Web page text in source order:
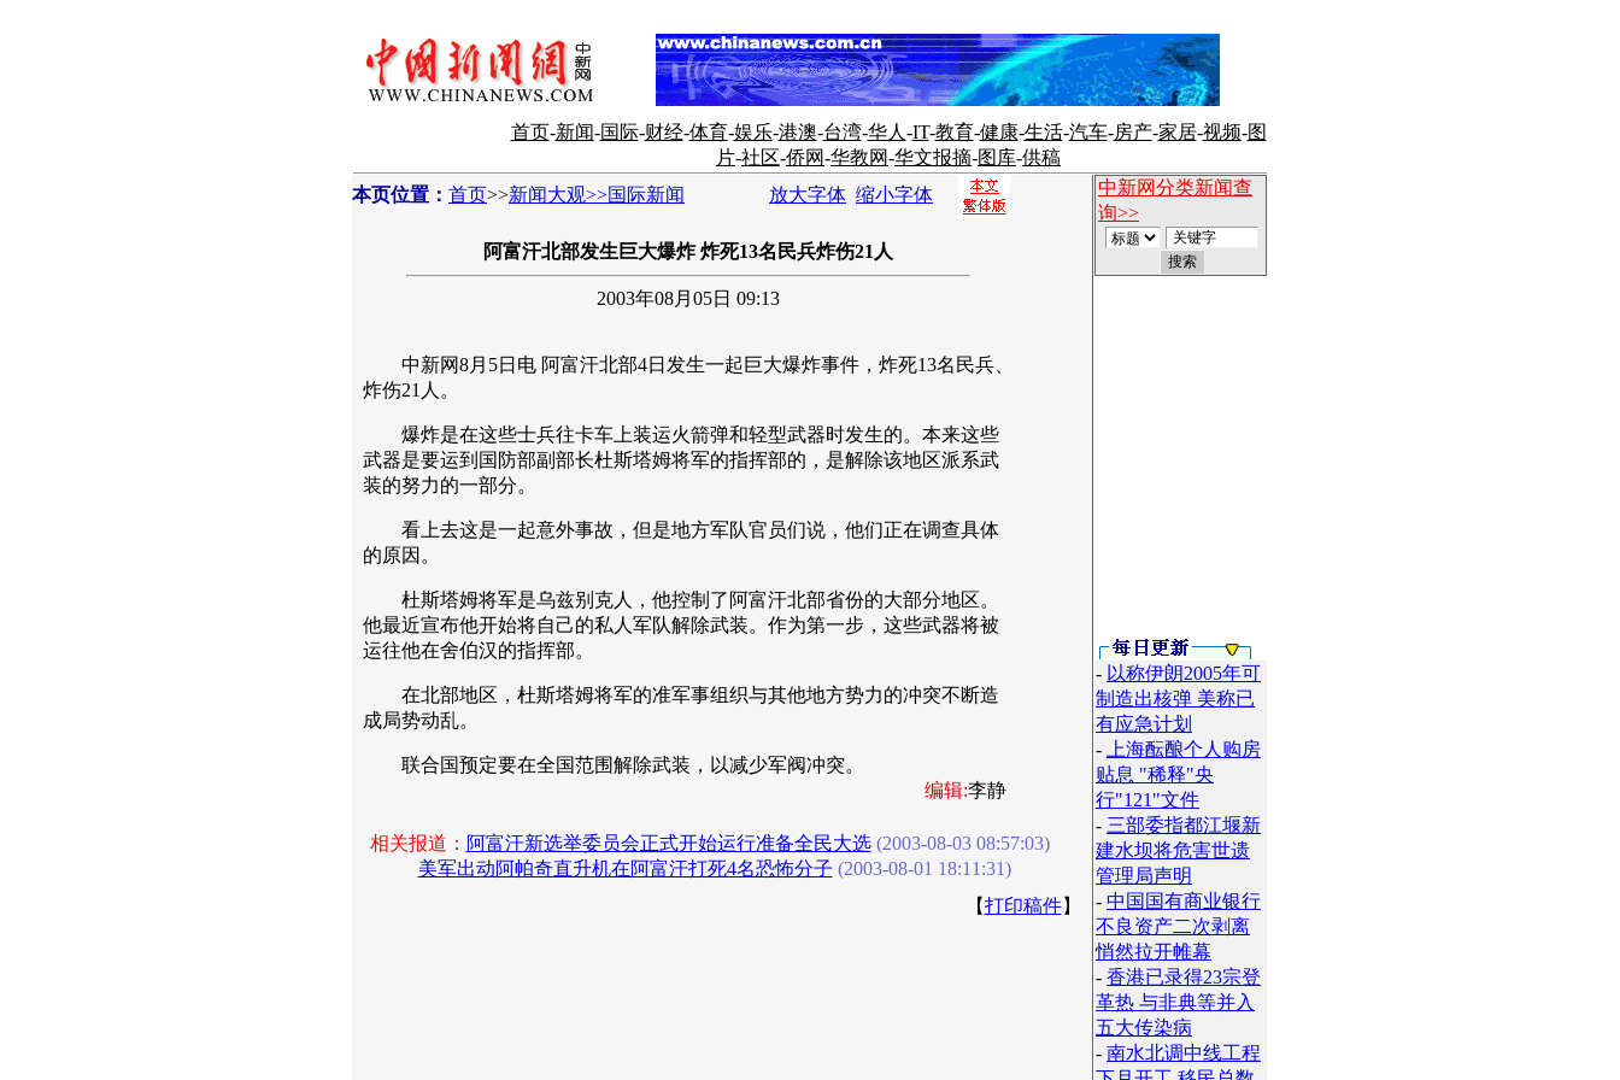
首页-新闻-国际-财经-体育-娱乐-港澳-台湾-华人 -IT-教育-健康-生活-汽车-房产-家居-视频-图
片-社区-侨网-华教网-华文报摘-图库-供稿
本页位置： 首页>>新闻大观>>国际新闻 放大字体 缩小字体
阿富汗北部发生巨大爆炸 炸死13名民兵炸伤21人
2003年08月05日 09:13
中新网8月5日电 阿富汗北部4日发生一起巨大爆炸事件，炸死13名民兵、
炸伤21人。
爆炸是在这些士兵往卡车上装运火箭弹和轻型武器时发生的。本来这些
武器是要运到国防部副部长杜斯塔姆将军的指挥部的，是解除该地区派系武
装的努力的一部分。
看上去这是一起意外事故，但是地方军队官员们说，他们正在调查具体
的原因。
杜斯塔姆将军是乌兹别克人，他控制了阿富汗北部省份的大部分地区。
他最近宣布他开始将自己的私人军队解除武装。作为第一步，这些武器将被
运往他在舍伯汉的指挥部。
在北部地区，杜斯塔姆将军的准军事组织与其他地方势力的冲突不断造
成局势动乱。
联合国预定要在全国范围解除武装，以减少军阀冲突。
编辑:李静
相关报道： 阿富汗新选举委员会正式开始运行准备全民大选(2003-08-03 08:57:03)
美军出动阿帕奇直升机在阿富汗打死4名恐怖分子 (2003-08-01 18:11:31)
【打印稿件】
中新网分类新闻查
询>>
- 以称伊朗2005年可
制造出核弹 美称已
有应急计划
-
上海酝酿个人购房
贴息 "稀释"央
行"121"文件
- 三部委指都江堰新
建水坝将危害世遗
管理局声明
- 中国国有商业银行
不良资产二次剥离
悄然拉开帷幕
- 香港已录得23宗登
革热 与非典等并入
五大传染病
- 南水北调中线工程